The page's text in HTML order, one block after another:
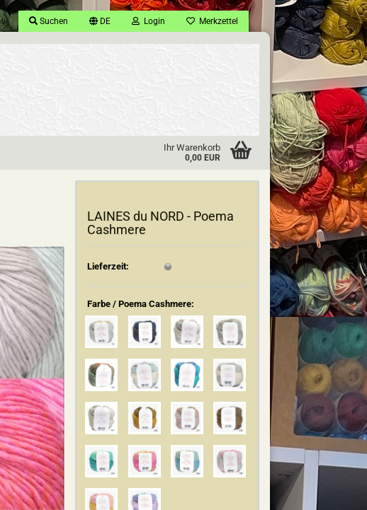
Suchen DE Login Merkzettel
Ihr Warenkorb
0,00 EUR
LAINES du NORD - Poema
Cashmere
Lieferzeit:
Farbe / Poema Cashmere: